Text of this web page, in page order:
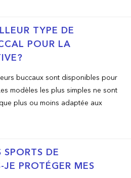
TYPE DE
POUR LA
buccaux sont disponibles pour
modèles les plus simples ne sont
plus ou moins adaptée aux
SPORTS DE
PROTÉGER MES